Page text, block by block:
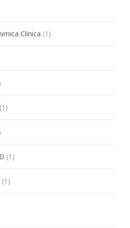
Clinica (1)
(1)
(1)
(1)